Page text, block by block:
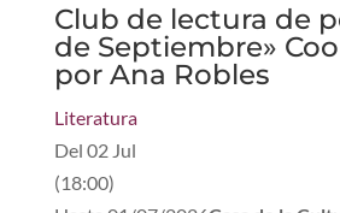
Club de lectura de
de Septiembre»
por Ana Robles
Literatura
Del 02 Jul
(18:00)